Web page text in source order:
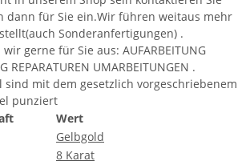
dann für Sie ein.Wir führen weitaus mehr
Sonderanfertigungen) .
gerne für Sie aus: AUFARBEITUNG
REPARATUREN UMARBEITUNGEN .
sind mit dem gesetzlich vorgeschriebenem
punziert
Wert
Gelbgold
8 Karat